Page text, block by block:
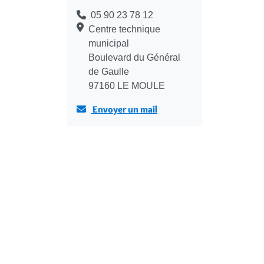
05 90 23 78 12
Centre technique
municipal
Boulevard du Général
de Gaulle
97160 LE MOULE
Envoyer un mail